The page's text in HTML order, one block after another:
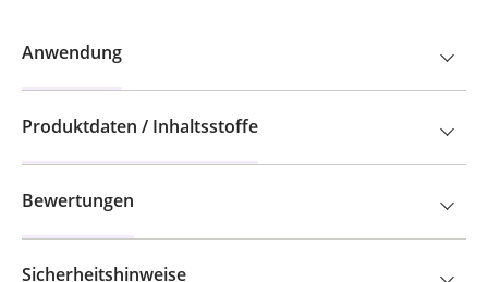
Anwendung
Produktdaten / Inhaltsstoffe
Bewertungen
Sicherheitshinweise